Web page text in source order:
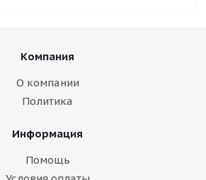
Компания
О компании
Политика
Информация
Помощь